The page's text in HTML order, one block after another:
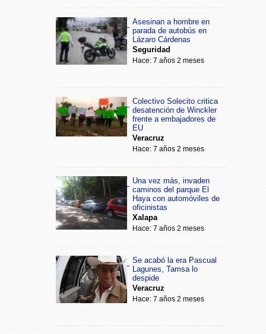
Asesinan a hombre en
parada de autobús en
Lázaro Cárdenas
Seguridad
Hace: 7 años 2 meses
Colectivo Solecito critica
desatención de Winckler
frente a embajadores de
EU
Veracruz
Hace: 7 años 2 meses
Una vez más, invaden
caminos del parque El
Haya con automóviles de
oficinistas
Xalapa
Hace: 7 años 2 meses
Se acabó la era Pascual
Lagunes, Tamsa lo
despide
Veracruz
Hace: 7 años 2 meses